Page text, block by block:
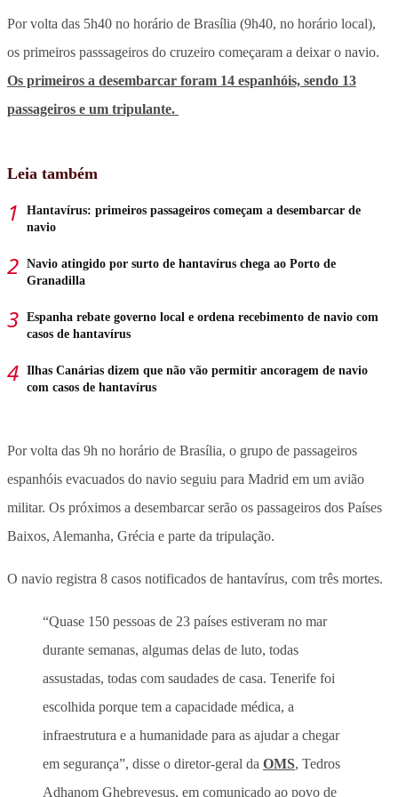
Por volta das 5h40 no horário de Brasília (9h40, no horário local),
os primeiros passsageiros do cruzeiro começaram a deixar o navio.
Os primeiros a desembarcar foram 14 espanhóis, sendo 13
passageiros e um tripulante.
Leia também
Hantavírus: primeiros passageiros começam a desembarcar de
navio
Navio atingido por surto de hantavírus chega ao Porto de
Granadilla
Espanha rebate governo local e ordena recebimento de navio com
casos de hantavírus
Ilhas Canárias dizem que não vão permitir ancoragem de navio
com casos de hantavírus
Por volta das 9h no horário de Brasília, o grupo de passageiros
espanhóis evacuados do navio seguiu para Madrid em um avião
militar. Os próximos a desembarcar serão os passageiros dos Países
Baixos, Alemanha, Grécia e parte da tripulação.
O navio registra 8 casos notificados de hantavírus, com três mortes.
“Quase 150 pessoas de 23 países estiveram no mar
durante semanas, algumas delas de luto, todas
assustadas, todas com saudades de casa. Tenerife foi
escolhida porque tem a capacidade médica, a
infraestrutura e a humanidade para as ajudar a chegar
em segurança”, disse o diretor-geral da OMS, Tedros
Adhanom Ghebreyesus, em comunicado ao povo de